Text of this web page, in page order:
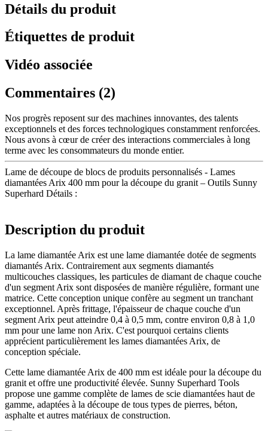
Détails du produit
Étiquettes de produit
Vidéo associée
Commentaires (2)
Nos progrès reposent sur des machines innovantes, des talents
exceptionnels et des forces technologiques constamment renforcées.
Nous avons à cœur de créer des interactions commerciales à long
terme avec les consommateurs du monde entier.
Lame de découpe de blocs de produits personnalisés - Lames
diamantées Arix 400 mm pour la découpe du granit – Outils Sunny
Superhard Détails :
Description du produit
La lame diamantée Arix est une lame diamantée dotée de segments
diamantés Arix. Contrairement aux segments diamantés
multicouches classiques, les particules de diamant de chaque couche
d'un segment Arix sont disposées de manière régulière, formant une
matrice. Cette conception unique confère au segment un tranchant
exceptionnel. Après frittage, l'épaisseur de chaque couche d'un
segment Arix peut atteindre 0,4 à 0,5 mm, contre environ 0,8 à 1,0
mm pour une lame non Arix. C'est pourquoi certains clients
apprécient particulièrement les lames diamantées Arix, de
conception spéciale.
Cette lame diamantée Arix de 400 mm est idéale pour la découpe du
granit et offre une productivité élevée. Sunny Superhard Tools
propose une gamme complète de lames de scie diamantées haut de
gamme, adaptées à la découpe de tous types de pierres, béton,
asphalte et autres matériaux de construction.